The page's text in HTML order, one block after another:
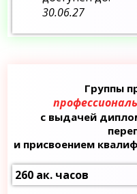
30.06.27
Группы
с выдачей
и присвоением
260 ак. часов